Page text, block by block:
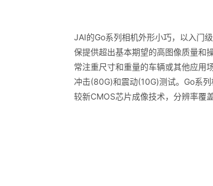
JAI的Go系列相机外形小巧，以入门
保提供超出基本期望的高图像质量和
常注重尺寸和重量的车辆或其他应用
冲击(80G)和震动(10G)测试。Go系
较新CMOS芯片成像技术，分辨率覆